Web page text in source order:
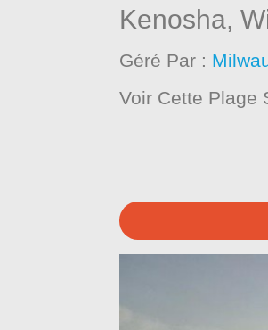
Kenosha,
Géré Par :
Voir Cette Plage